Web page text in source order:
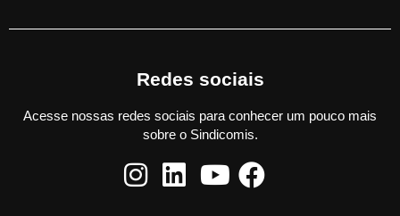
Redes sociais
Acesse nossas redes sociais para conhecer um pouco mais
sobre o Sindicomis.